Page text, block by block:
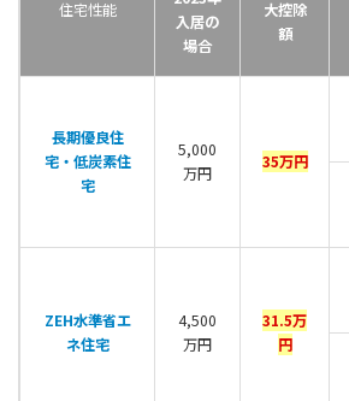
住宅性能
入居の
場合
大控除
額
長期優良住
宅・低炭素住
宅
5,000
万円
35万円
ZEH水準省エ
ネ住宅
4,500
万円
31.5万
円